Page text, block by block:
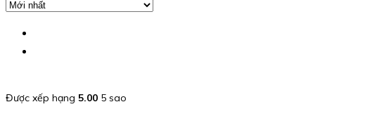
Được xếp hạng 5.00 5 sao